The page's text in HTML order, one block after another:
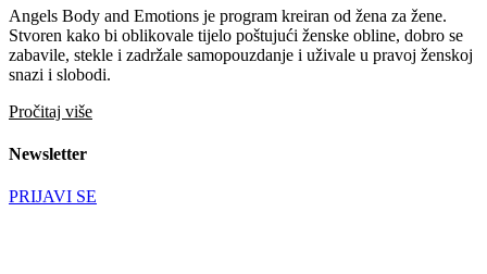
Angels Body and Emotions je program kreiran od žena za žene.
Stvoren kako bi oblikovale tijelo poštujući ženske obline, dobro se
zabavile, stekle i zadržale samopouzdanje i uživale u pravoj ženskoj
snazi i slobodi.
Pročitaj više
Newsletter
PRIJAVI SE